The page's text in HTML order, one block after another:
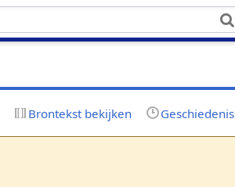
Brontekst bekijken Geschiedenis